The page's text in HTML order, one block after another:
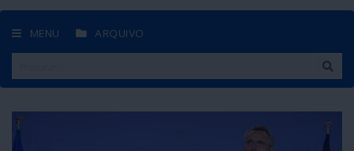
MENU ARQUIVO